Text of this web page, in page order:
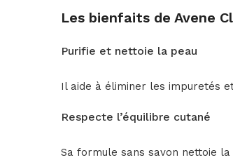
Les bienfaits de Avene
Purifie et nettoie la peau
Il aide à éliminer les impuretés
Respecte l’équilibre cutané
Sa formule sans savon nettoie